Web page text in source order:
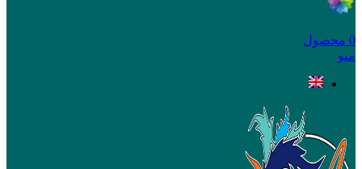
0 محصول
منو